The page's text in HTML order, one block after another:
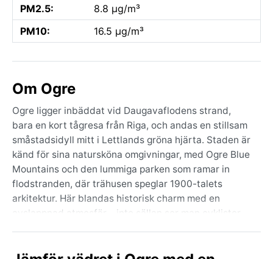
PM2.5:
8.8 µg/m³
PM10:
16.5 µg/m³
Om Ogre
Ogre ligger inbäddat vid Daugavaflodens strand,
bara en kort tågresa från Riga, och andas en stillsam
småstadsidyll mitt i Lettlands gröna hjärta. Staden är
känd för sina natursköna omgivningar, med Ogre Blue
Mountains och den lummiga parken som ramar in
flodstranden, där trähusen speglar 1900-talets
arkitektur. Här blandas historisk charm med en
avslappnad atmosfär – inte sällan ser man cyklister
lokalbefolkningen samlas. Daugava är stadens